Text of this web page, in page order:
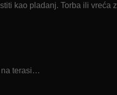
kao pladanj. Torba ili vreća
na terasi…